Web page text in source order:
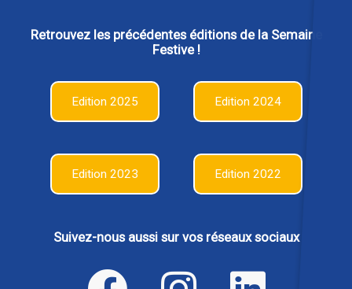
Retrouvez les précédentes éditions de la Semaine
Festive !
Edition 2025 Edition 2024
Edition 2023 Edition 2022
Suivez-nous aussi sur vos réseaux sociaux